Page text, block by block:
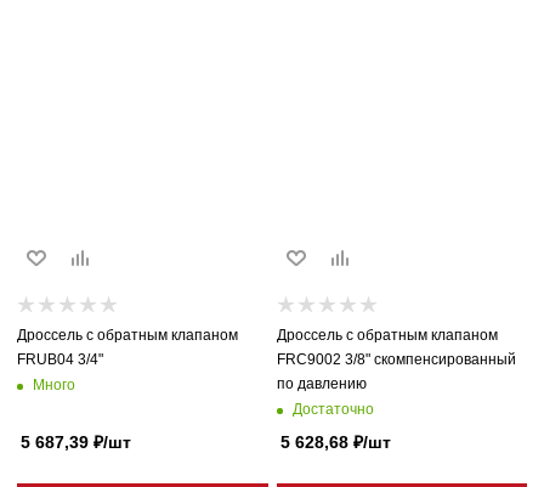
Дроссель с обратным клапаном
FRUB04 3/4"
Много
5 687,39 ₽/шт
Дроссель с обратным клапаном
FRC9002 3/8" скомпенсированный
по давлению
Достаточно
5 628,68₽/шт